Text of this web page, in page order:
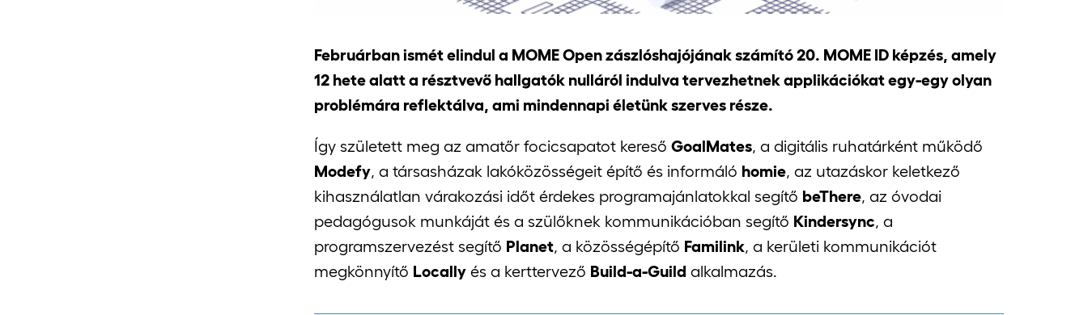
Februárban ismét elindul a MOME Open zászlóshajójának számító 20. MOME ID képzés, amely
12 hete alatt a résztvevő hallgatók nulláról indulva tervezhetnek applikációkat egy-egy olyan
problémára reflektálva, ami mindennapi életünk szerves része.
Így született meg az amatőr focicsapatot kereső GoalMates, a digitális ruhatárként működő
Modefy, a társasházak lakóközösségeit építő és informáló homie, az utazáskor keletkező
kihasználatlan várakozási időt érdekes programajánlatokkal segítő beThere, az óvodai
pedagógusok munkáját és a szülőknek kommunikációban segítő Kindersync, a
programszervezést segítő Planet, a közösségépítő Familink, a kerületi kommunikációt
megkönnyítő Locally és a kerttervező Build-a-Guild alkalmazás.